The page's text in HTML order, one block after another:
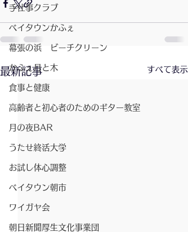
手仕事クラブ
ベイタウンかふぇ
幕張の浜 ビーチクリーン
かふぇ月と木
食事と健康
高齢者と初心者のためのギター教室
月の夜BAR
うたせ終活大学
お試し体心調整
ベイタウン朝市
ワイガヤ会
朝日新聞厚生文化事業団
最新記事 すべて表示